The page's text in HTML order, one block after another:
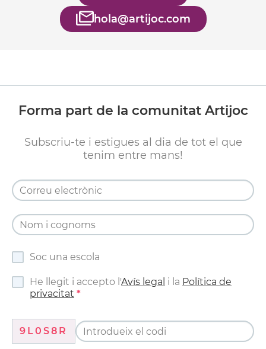
hola@artijoc.com
Forma part de la comunitat Artijoc
Subscriu-te i estigues al dia de tot el que
tenim entre mans!
Soc una escola
He llegit i accepto l'Avís legal i la Política de
privacitat
9L0S8R